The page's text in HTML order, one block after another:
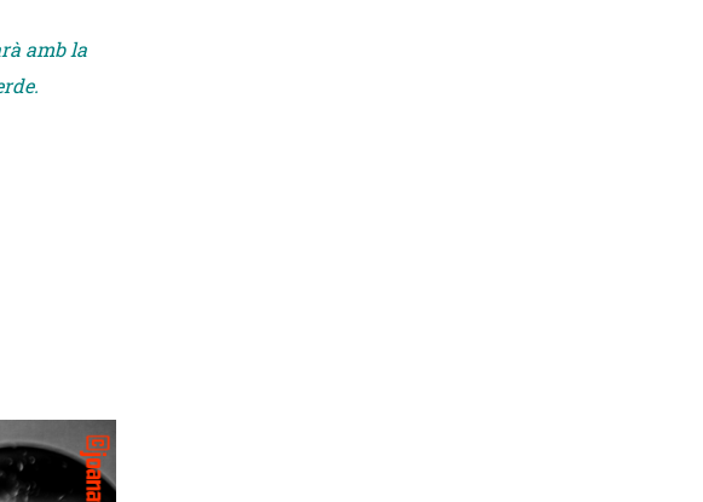
amb la